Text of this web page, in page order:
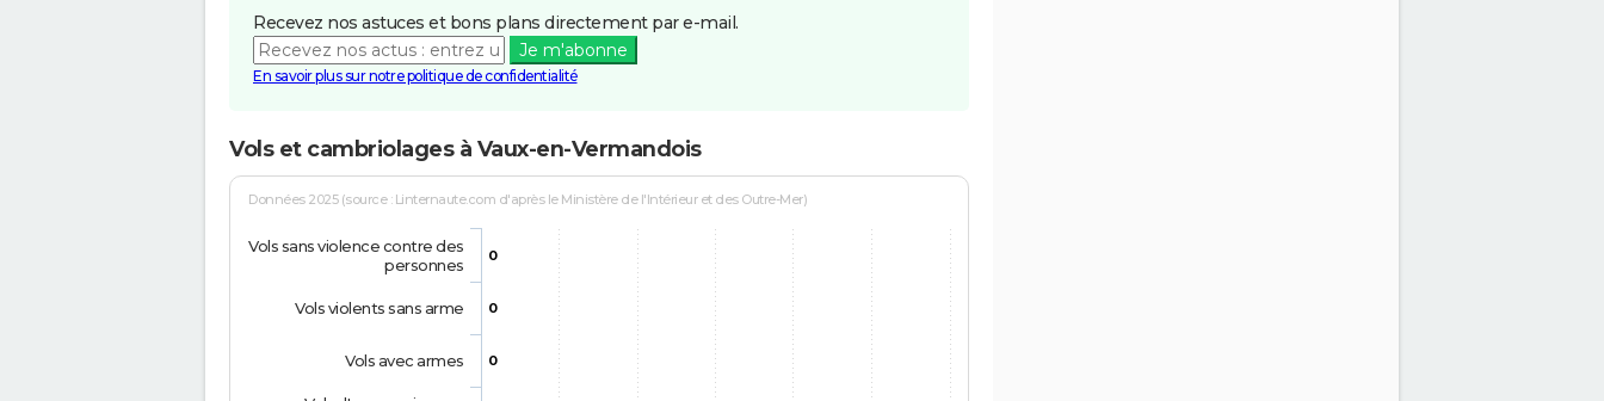
Recevez nos astuces et bons plans directement par e-mail.
Je m'abonne
En savoir plus sur notre politique de confidentialité
Vols et cambriolages à Vaux-en-Vermandois
Données 2025 (source : Linternaute.com d'après le Ministère de l'Intérieur et des Outre-Mer)
0
0
0
Vols sans violence contre des
personnes
Vols violents sans arme
Vols avec armes